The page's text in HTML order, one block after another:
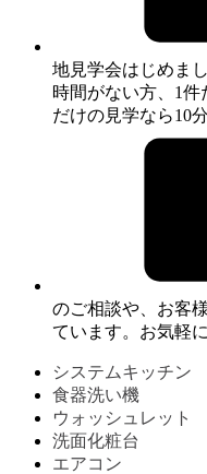
地見学会はじめまし
時間がない方、1
だけの見学なら10
のご相談や、お客
ています。お気軽
システムキッチン
食器洗い機
ウォッシュレット
洗面化粧台
エアコン